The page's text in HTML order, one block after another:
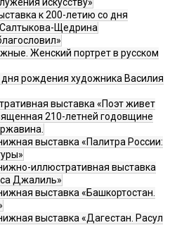
искусству»
к 200-летию со дня
Щедрина
Женский портрет в русском
рождения художника Василия
выставка «Поэт живет
210-летней годовщине
выставка «Палитра России:
иллюстративная выставка
Джалиль»
выставка «Башкортостан.
выставка «Дагестан. Расул